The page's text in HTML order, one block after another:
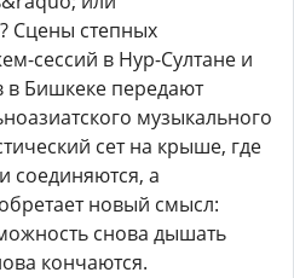
Сцены степных
сессий в Нур-Султане и
в Бишкеке передают
музыкального
сет на крыше, где
соединяются, а
новый смысл:
снова дышать
кончаются.